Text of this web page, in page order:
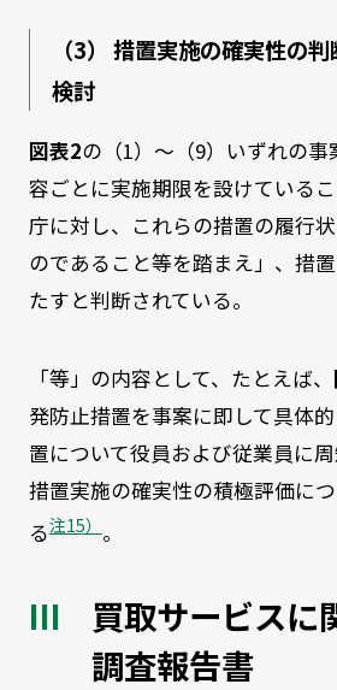
（3） 措置実施の確実性の
検討
図表2の（1）～（9）いずれの事
容ごとに実施期限を設けている
庁に対し、これらの措置の履行
のであること等を踏まえ」、措
たすと判断されている。
「等」の内容として、たとえば、
発防止措置を事案に即して具体
置について役員および従業員に周
措置実施の確実性の積極評価に
る注15） 。
買取サービスに
調査報告書